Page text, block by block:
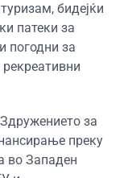
бидејќи
патеки за
погодни за
за
преку
во Западен